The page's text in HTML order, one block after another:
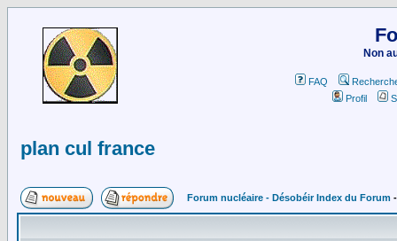
Non
FAQ
Profil
plan cul france
Forum nucléaire - Désobéir Index du Forum